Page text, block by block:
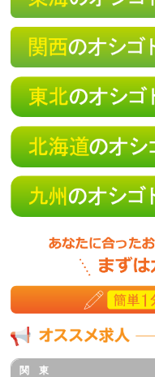
関 東